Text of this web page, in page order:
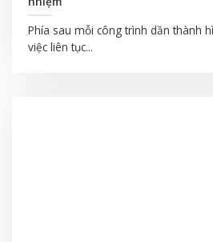
Phía sau mỗi công trình dần thành
việc liên tục...